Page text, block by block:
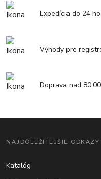
Expedícia do 24
Výhody pre
Doprava nad
NAJDÔLEŽITEJŠIE ODKAZY
Katalóg